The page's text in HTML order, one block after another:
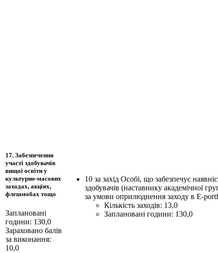
17. Забезпечення
участі здобувачів
вищої освіти у
культурно-масових
заходах, акціях,
флешмобах тощо
Заплановані
години: 130,0
Зараховано балів
за виконання:
10,0
10 за захід Особі, що забезпечує
здобувачів (наставнику академічної
за умови оприлюднення заходу в Е-
Кількість заходів: 13,0
Заплановані години: 130,0